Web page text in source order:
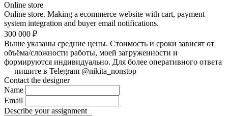
Online store
Online store. Making a ecommerce website with cart, payment
system integration and buyer email notifications.
300 000 ₽
Выше указаны средние цены. Стоимость и сроки зависят от
объёма/сложности работы, моей загруженности и
формируются индивидуально. Для более оперативного ответа
— пишите в Telegram @nikita_nonstop
Contact the designer
Name
Email
Describe your assignment